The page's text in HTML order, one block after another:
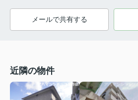
メールで共有する
近隣の物件